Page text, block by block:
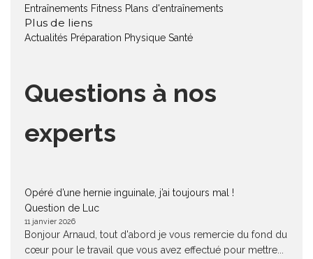
Entraînements Fitness Plans d'entraînements
Plus de liens
Actualités Préparation Physique Santé
Questions à nos
experts
Opéré d’une hernie inguinale, j’ai toujours mal !
Question de Luc
11 janvier 2026
Bonjour Arnaud, tout d'abord je vous remercie du fond du
cœur pour le travail que vous avez effectué pour mettre...